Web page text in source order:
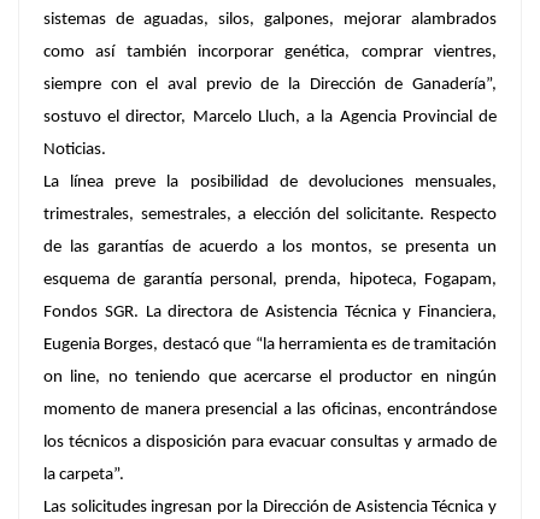
sistemas de aguadas, silos, galpones, mejorar alambrados
como así también incorporar genética, comprar vientres,
siempre con el aval previo de la Dirección de Ganadería”,
sostuvo el director, Marcelo Lluch, a la Agencia Provincial de
Noticias.
La línea preve la posibilidad de devoluciones mensuales,
trimestrales, semestrales, a elección del solicitante. Respecto
de las garantías de acuerdo a los montos, se presenta un
esquema de garantía personal, prenda, hipoteca, Fogapam,
Fondos SGR. La directora de Asistencia Técnica y Financiera,
Eugenia Borges, destacó que “la herramienta es de tramitación
on line, no teniendo que acercarse el productor en ningún
momento de manera presencial a las oficinas, encontrándose
los técnicos a disposición para evacuar consultas y armado de
la carpeta”.
Las solicitudes ingresan por la Dirección de Asistencia Técnica y